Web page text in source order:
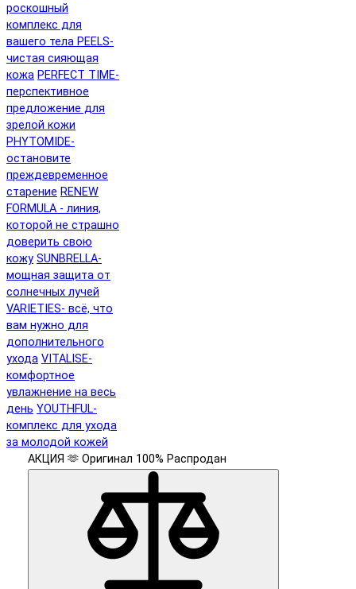
роскошный
комплекс для
вашего тела PEELS-
чистая сияющая
кожа PERFECT TIME-
перспективное
предложение для
зрелой кожи
PHYTOMIDE-
остановите
преждевременное
старение RENEW
FORMULA - линия,
которой не страшно
доверить свою
кожу SUNBRELLA-
мощная защита от
солнечных лучей
VARIETIES- всё, что
вам нужно для
дополнительного
ухода VITALISE-
комфортное
увлажнение на весь
день YOUTHFUL-
комплекс для ухода
за молодой кожей
АКЦИЯ 🫶 Оригинал 100% Распродан